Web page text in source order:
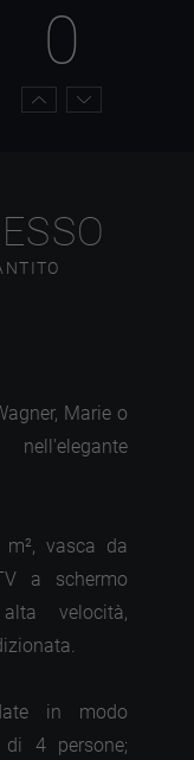
0
Marie o
vasca da
a schermo
velocità,
in modo
4 persone;